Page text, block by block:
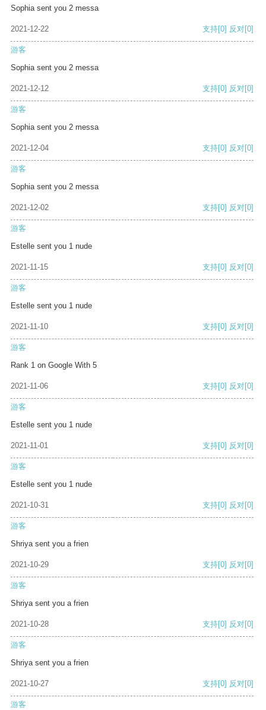
Sophia sent you 2 messa
2021-12-22 支持[0] 反对[0]
游客
Sophia sent you 2 messa
2021-12-12 支持[0] 反对[0]
游客
Sophia sent you 2 messa
2021-12-04 支持[0] 反对[0]
游客
Sophia sent you 2 messa
2021-12-02 支持[0] 反对[0]
游客
Estelle sent you 1 nude
2021-11-15 支持[0] 反对[0]
游客
Estelle sent you 1 nude
2021-11-10 支持[0] 反对[0]
游客
Rank 1 on Google With 5
2021-11-06 支持[0] 反对[0]
游客
Estelle sent you 1 nude
2021-11-01 支持[0] 反对[0]
游客
Estelle sent you 1 nude
2021-10-31 支持[0] 反对[0]
游客
Shriya sent you a frien
2021-10-29 支持[0] 反对[0]
游客
Shriya sent you a frien
2021-10-28 支持[0] 反对[0]
游客
Shriya sent you a frien
2021-10-27 支持[0] 反对[0]
游客